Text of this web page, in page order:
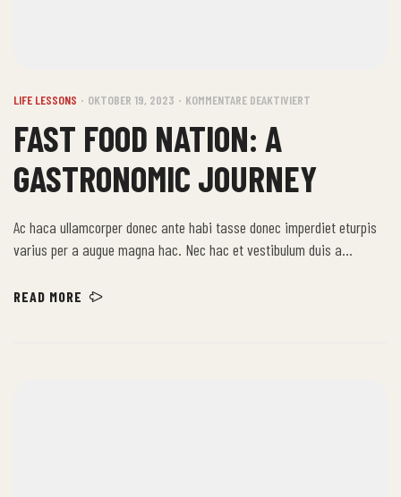
LIFE LESSONS OKTOBER 19, 2023 KOMMENTARE DEAKTIVIERT
FAST FOOD NATION: A
GASTRONOMIC JOURNEY
Ac haca ullamcorper donec ante habi tasse donec imperdiet eturpis
varius per a augue magna hac. Nec hac et vestibulum duis a
himenaeos nunc torquent euismod adipiscing adipiscing dui gravida
READ MORE